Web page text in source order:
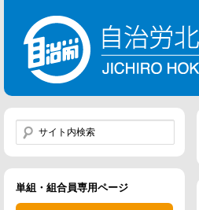
単組・組合員専用ページ